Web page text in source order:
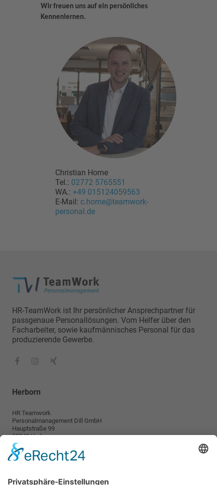
Wir freuen uns auf ein persönliches
Kennenlernen.
Christian Horne
Tel.: 02772 5765551
WA.: +49 015124059563
E-Mail: c.horne@teamwork-
personal.de
HR-TeamWork ist Ihr persönlicher Ansprechpartner für
passgenaue Personallösungen. Vom Helfer über den
Facharbeiter, sowie kaufmännisches Personal für das
produzierende Gewerbe.
Herborn
HR Teamwork
Personalmanagement Dill GmbH
Hauptstraße 99
35745 Herborn
info@teamwork-personal.de
Wetzlar